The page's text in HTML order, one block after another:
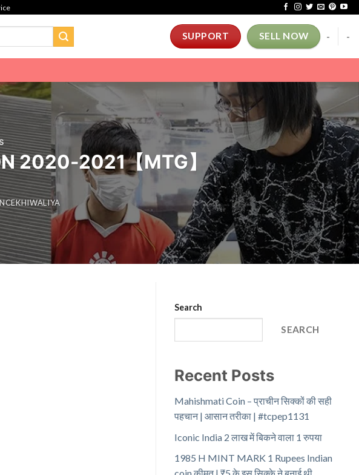
SUPPORT SELL NOW - -
2020-2021【MTG】
Search
SEARCH
Recent Posts
Mahishmati Coin – प्राचीन सिक्कों की सही
पहचान | आसान तरीका | #tcpep1131
Iconic India 2 लाख में बिकने वाला 1 रुपया
1985 H MINT MARK 1 Rupees Indian